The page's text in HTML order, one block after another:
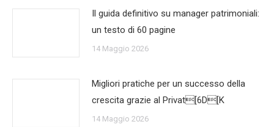
Il guida definitivo su manager patrimoniali:
un testo di 60 pagine
14 Maggio 2026
Migliori pratiche per un successo della
crescita grazie al Privat[6D[K
14 Maggio 2026